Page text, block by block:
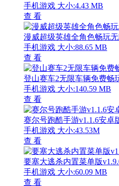
手机游戏 大小:4.43 MB
查 看
漫威超级英雄全角色畅玩
手机游戏 大小:88.65 MB
查 看
登山赛车2无限车辆免费畅
手机游戏 大小:140.59 MB
查 看
赛尔号跑酷手游v1.1.6安卓
手机游戏 大小:43.53M
查 看
要塞大逃杀内置菜单版
手机游戏 大小:60.09 MB
查 看